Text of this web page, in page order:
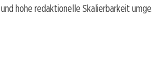
hohe redaktionelle Skalierbarkeit